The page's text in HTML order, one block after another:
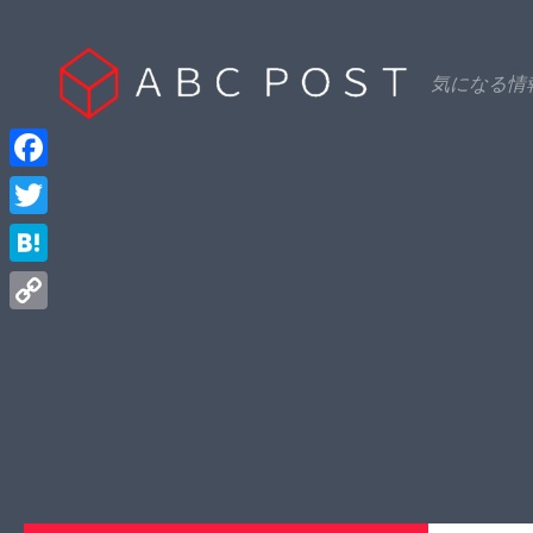
気になる情
Facebook
Twitter
Hatena